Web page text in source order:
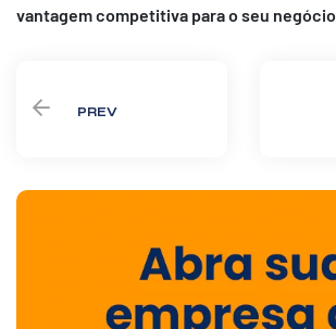
vantagem competitiva para o seu negócio.
PREV